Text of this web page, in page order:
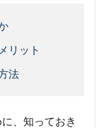
リット
法
、知っておき